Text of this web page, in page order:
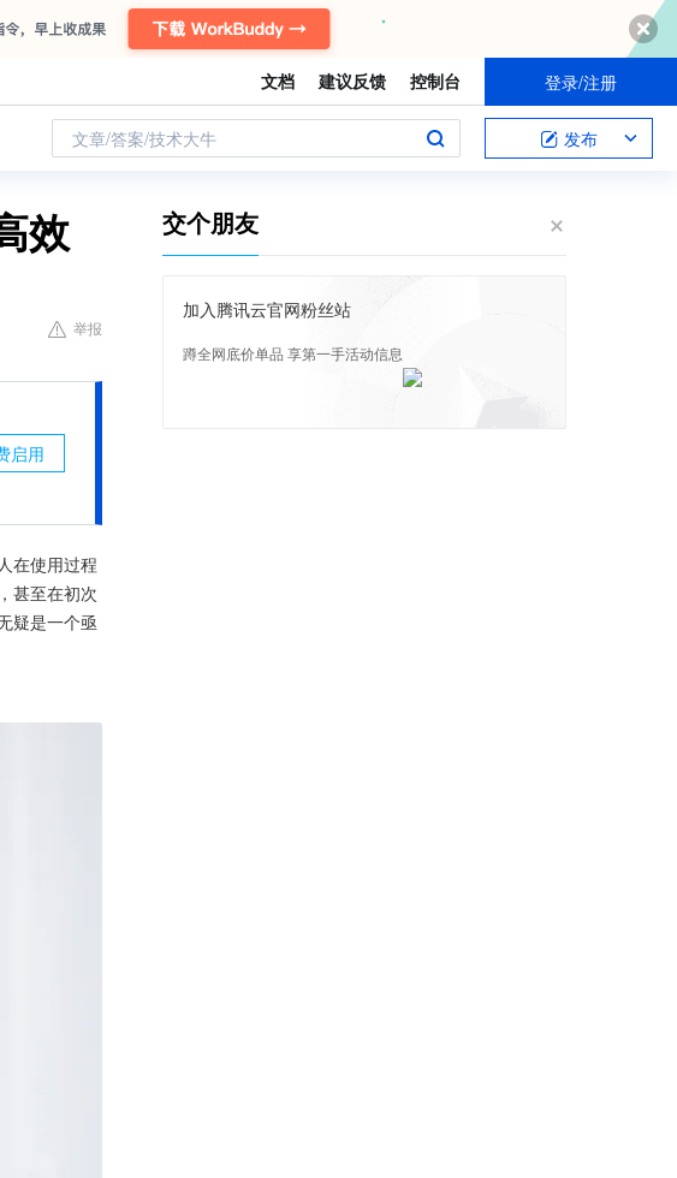
文档 建议反馈 控制台 登录/注册
文章/答案/技术大牛 发布
效
举报
启用
在使用过程
甚至在初次
疑是一个亟
交个朋友
加入腾讯云官网粉丝站
蹲全网底价单品 享第一手活动信息